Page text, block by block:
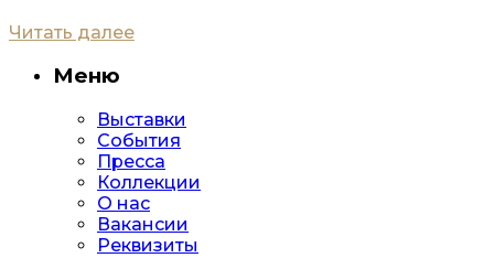
Читать далее
Меню
Выставки
События
Пресса
Коллекции
О нас
Вакансии
Реквизиты